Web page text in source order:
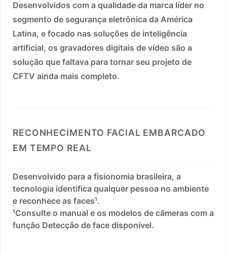
Desenvolvidos com a qualidade da marca líder no
segmento de segurança eletrônica da América
Latina, e focado nas soluções de inteligência
artificial, os gravadores digitais de vídeo são a
solução que faltava para tornar seu projeto de
CFTV ainda mais completo.
RECONHECIMENTO FACIAL EMBARCADO
EM TEMPO REAL
Desenvolvido para a fisionomia brasileira, a
tecnologia identifica qualquer pessoa no ambiente
e reconhece as faces¹.
¹Consulte o manual e os modelos de câmeras com a
função Detecção de face disponível.